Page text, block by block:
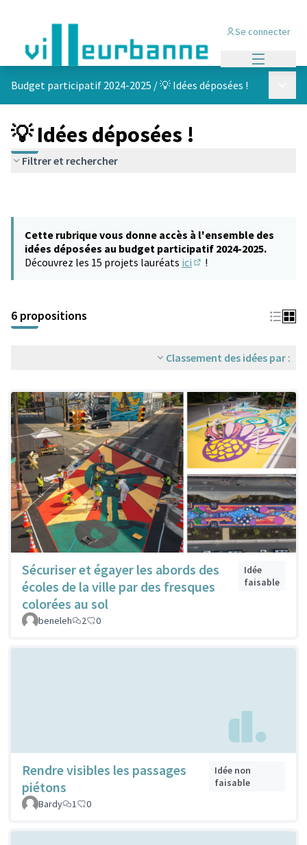
Se connecter
Budget participatif 2024-2025 /💡 Idées déposées !
💡 Idées déposées !
Filtrer et rechercher
Cette rubrique vous donne accès à l'ensemble des
idées déposées au budget participatif 2024-2025.
Découvrez les 15 projets lauréats ici !
6 propositions
Classement des idées par :
Sécuriser et égayer les abords des
écoles de la ville par des fresques
colorées au sol
Idée
faisable
beneleh 2 0
Rendre visibles les passages
piétons
Idée non
faisable
Bardy
1 0